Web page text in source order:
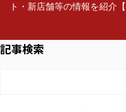
ト・新店舗等の情報を紹介
記事検索